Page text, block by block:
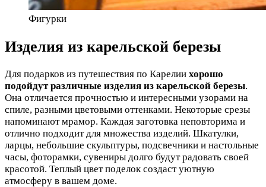
Фигурки
Изделия из карельской березы
Для подарков из путешествия по Карелии хорошо
подойдут различные изделия из карельской березы.
Она отличается прочностью и интересными узорами на
спиле, разными цветовыми оттенками. Некоторые срезы
напоминают мрамор. Каждая заготовка неповторима и
отлично подходит для множества изделий. Шкатулки,
ларцы, небольшие скульптуры, подсвечники и настольные
часы, фоторамки, сувениры долго будут радовать своей
красотой. Теплый цвет поделок создаст уютную
атмосферу в вашем доме.